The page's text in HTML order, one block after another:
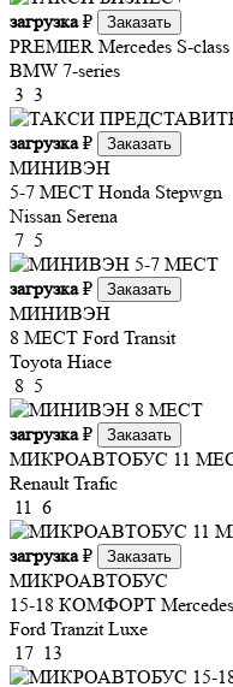
загрузка₽ Заказать
PREMIER Mercedes S-class
BMW 7-series
3 3
загрузка₽ Заказать
МИНИВЭН
5-7 МЕСТ Honda Stepwgn
Nissan Serena
7 5
загрузка₽ Заказать
МИНИВЭН
8 МЕСТ Ford Transit
Toyota Hiace
8 5
загрузка₽ Заказать
МИКРОАВТОБУС 11
Renault Trafic
11 6
загрузка₽ Заказать
МИКРОАВТОБУС
15-18 КОМФОРТ
Ford Tranzit Luxe
17 13